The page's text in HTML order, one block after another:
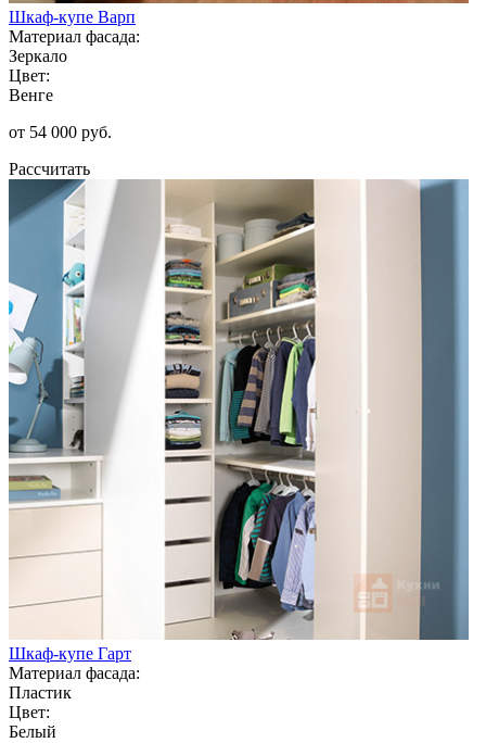
Шкаф-купе Варп
Материал фасада:
Зеркало
Цвет:
Венге
от 54 000 руб.
Рассчитать
Шкаф-купе Гарт
Материал фасада:
Пластик
Цвет:
Белый